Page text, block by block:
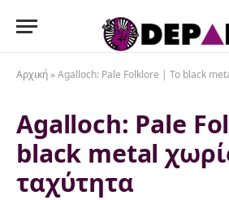
Αρχική »Agalloch: Pale Folklore | Το black
Agalloch: Pale
black metal
ταχύτητα